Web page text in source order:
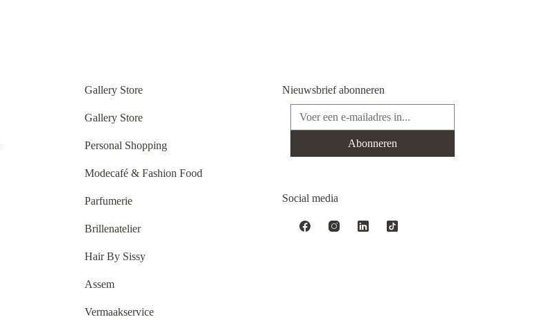
Gallery Store
Gallery Store
Personal Shopping
Modecafé & Fashion Food
Parfumerie
Brillenatelier
Hair By Sissy
Assem
Vermaakservice
Nieuwsbrief abonneren
E-mailadres*
Abonneren
Social media